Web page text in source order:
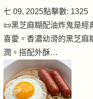
七 09, 2025點擊數: 1325
📜黑芝麻糊配油炸鬼是經
喜愛。香濃幼滑的黑芝麻
潤。搭配外酥…